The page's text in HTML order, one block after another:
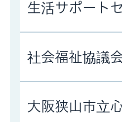
生活サポート
社会福祉協議
大阪狭山市立